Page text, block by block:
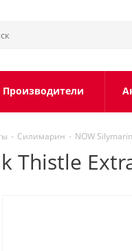
Производители
- Силимарин - NOW
Thistle